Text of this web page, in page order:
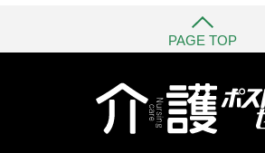
PAGE TOP